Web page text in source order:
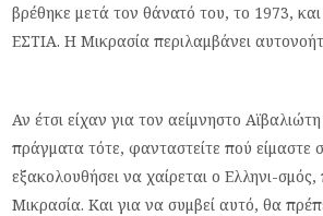
βρέθηκε μετά τον θάνατό του, το 1973,
ΕΣΤΙΑ. Η Μικρασία περιλαμβάνει
Αν έτσι είχαν για τον αείμνηστο
πράγματα τότε, φανταστείτε πού είμαστε
εξακολουθήσει να χαίρεται ο Ελληνι-σμός,
Μικρασία. Και για να συμβεί αυτό, θα